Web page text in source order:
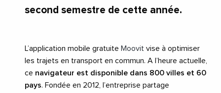
second semestre de cette année.
L’application mobile gratuite Moovit vise à optimiser
les trajets en transport en commun. A l’heure actuelle,
ce navigateur est disponible dans 800 villes et 60
pays. Fondée en 2012, l’entreprise partage